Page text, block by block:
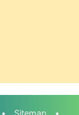
• Sitemap •